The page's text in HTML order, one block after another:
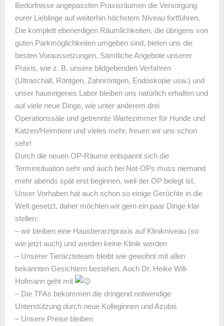
Bedürfnisse angepassten Praxisräumen die Versorgung
eurer Lieblinge auf weiterhin höchstem Niveau fortführen.
Die komplett ebenerdigen Räumlichkeiten, die übrigens von
guten Parkmöglichkeiten umgeben sind, bieten uns die
besten Voraussetzungen. Sämtliche Angebote unserer
Praxis, wie z. B. unsere bildgebenden Verfahren
(Ultraschall, Röntgen, Zahnröntgen, Endoskopie usw.) und
unser hauseigenes Labor bleiben uns natürlich erhalten und
auf viele neue Dinge, wie unter anderem drei
Operationssäle und getrennte Wartezimmer für Hunde und
Katzen/Heimtiere und vieles mehr, freuen wir uns schon
sehr!
Durch die neuen OP-Räume entspannt sich die
Terminsituation sehr und auch bei Not-OPs muss niemand
mehr abends spät erst beginnen, weil der OP belegt ist.
Unser Vorhaben hat auch schon so einige Gerüchte in die
Welt gesetzt, daher möchten wir gern ein paar Dinge klar
stellen:
– wir bleiben eine Haustierarztpraxis auf Klinikniveau (so
wie jetzt auch) und werden keine Klinik werden
– Unserer Tierärzteteam bleibt wie gewohnt mit allen
bekannten Gesichtern bestehen. Auch Dr. Heike Will-
Hofmann geht mit
– Die TFAs bekommen die dringend notwendige
Unterstützung durch neue Kolleginnen und Azubis
– Unsere Preise bleiben